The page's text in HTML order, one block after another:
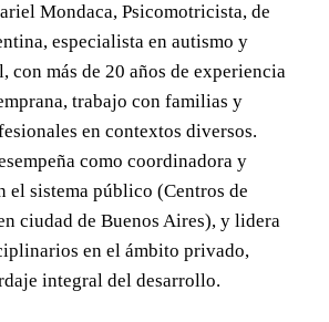
Mondaca, Psicomotricista, de
especialista en autismo y
más de 20 años de experiencia
trabajo con familias y
en contextos diversos.
como coordinadora y
el sistema público (Centros de
ciudad de Buenos Aires), y lidera
en el ámbito privado,
integral del desarrollo.